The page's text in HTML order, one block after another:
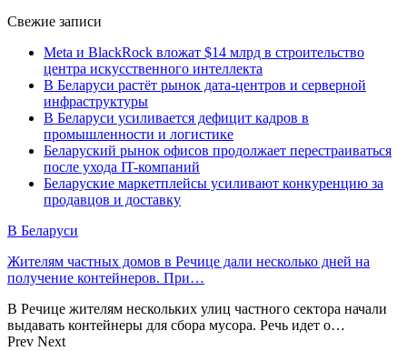
Свежие записи
Meta и BlackRock вложат $14 млрд в строительство
центра искусственного интеллекта
В Беларуси растёт рынок дата-центров и серверной
инфраструктуры
В Беларуси усиливается дефицит кадров в
промышленности и логистике
Беларуский рынок офисов продолжает перестраиваться
после ухода IT-компаний
Беларуские маркетплейсы усиливают конкуренцию за
продавцов и доставку
В Беларуси
Жителям частных домов в Речице дали несколько дней на
получение контейнеров. При…
В Речице жителям нескольких улиц частного сектора начали
выдавать контейнеры для сбора мусора. Речь идет о…
Prev Next